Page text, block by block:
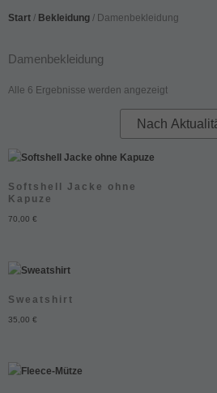
Start / Bekleidung / Damenbekleidung
Damenbekleidung
Alle 6 Ergebnisse werden angezeigt
Softshell Jacke ohne
Kapuze
70,00 €
Sweatshirt
35,00 €